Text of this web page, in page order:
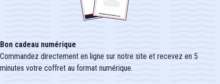
Bon cadeau numérique
Commandez directement en ligne sur notre site et recevez en 5
minutes votre coffret au format numérique.